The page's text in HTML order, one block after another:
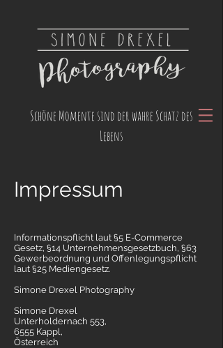
Schöne Momente sind der wahre Schatz des
Lebens
Impressum
Informationspflicht laut §5 E-Commerce
Gesetz, §14 Unternehmensgesetzbuch, §63
Gewerbeordnung und Offenlegungspflicht
laut §25 Mediengesetz.
Simone Drexel Photography
Simone Drexel
Unterholdernach 553,
6555 Kappl,
Österreich